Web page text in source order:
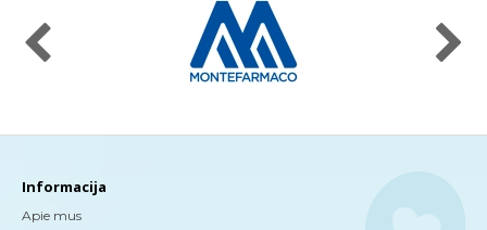
Informacija
Apie mus